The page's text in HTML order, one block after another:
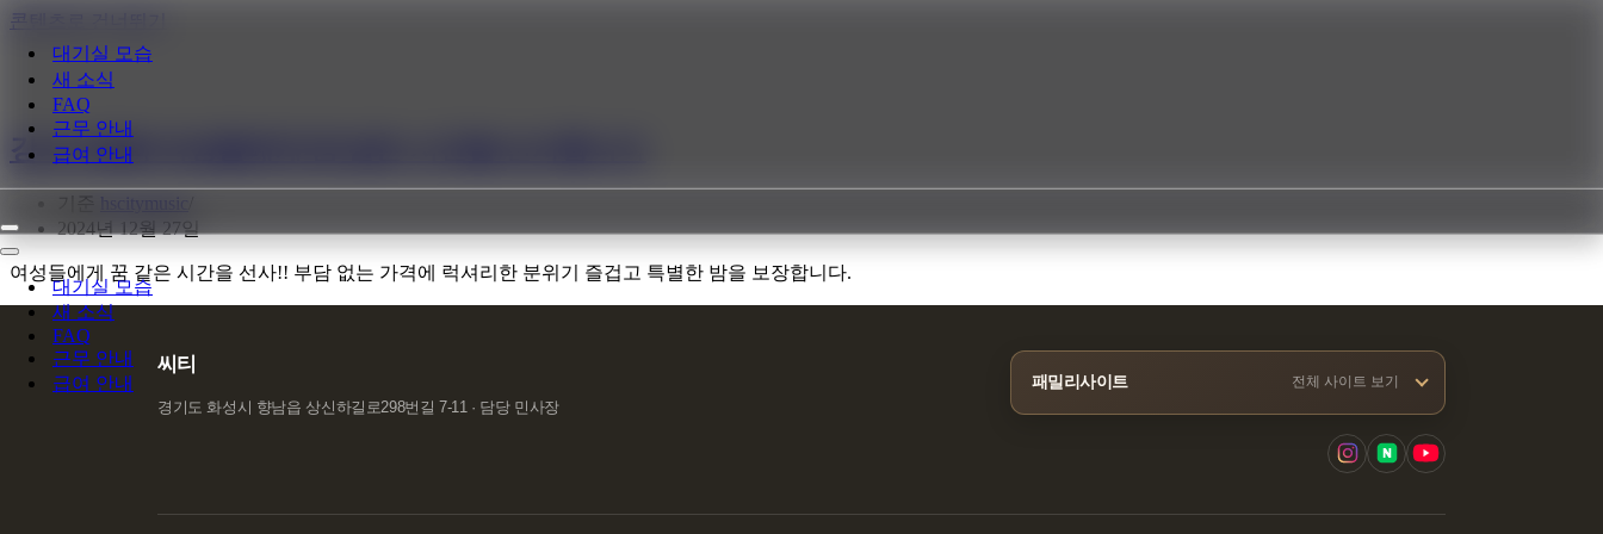
콘텐츠로 건너뛰기
대기실 모습
새 소식
FAQ
근무 안내
급여 안내
내
비
게
이
내
비
게
대기실 모습
새 소식
FAQ
근무 안내
급여 안내
강서구호빠 여성들에게 꿈 같은 시간을 선사합니다
2024년 12월 27일
여성들에게 꿈 같은 시간을 선사!! 부담 없는 가격에 럭셔리한 분위기 즐겁고 특별한 밤을 보장합니다.
씨티
경기도 화성시 향남읍 상신하길로298번길 7-11 · 담당 민사장
패밀리사이트 전체 사이트 보기